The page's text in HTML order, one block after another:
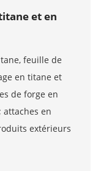
et en
feuille de
en titane et
de forge en
en
extérieurs